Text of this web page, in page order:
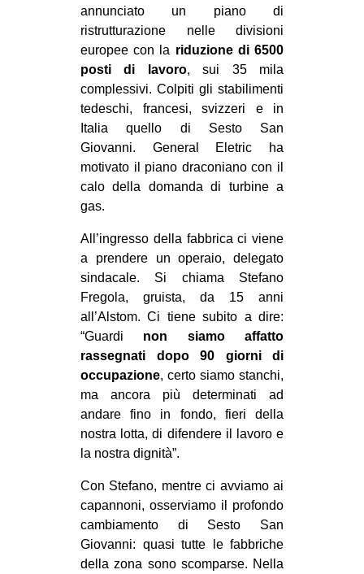
AMERICHE
EUROPA
MEDIO ORIENTE
MONDO
in
tw
bsky
ms
SEARCH
annunciato un piano di
ristrutturazione nelle divisioni
europee con la riduzione di 6500
posti di lavoro, sui 35 mila
complessivi. Colpiti gli stabilimenti
tedeschi, francesi, svizzeri e in
Italia quello di Sesto San
Giovanni. General Eletric ha
motivato il piano draconiano con il
calo della domanda di turbine a
gas.
All’ingresso della fabbrica ci viene
a prendere un operaio, delegato
sindacale. Si chiama Stefano
Fregola, gruista, da 15 anni
all’Alstom. Ci tiene subito a dire:
“Guardi non siamo affatto
rassegnati dopo 90 giorni
di
occupazione, certo siamo stanchi,
ma ancora più determinati ad
andare fino in fondo, fieri della
nostra lotta, di difendere il lavoro e
la nostra dignità”.
Con Stefano, mentre ci avviamo ai
capannoni, osserviamo il profondo
cambiamento di Sesto San
Giovanni: quasi tutte le fabbriche
della zona sono scomparse. Nella